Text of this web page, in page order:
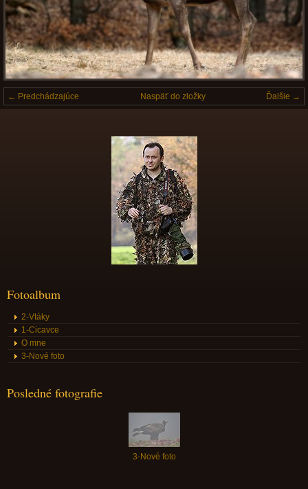
← Predchádzajúce Ďalšie →
Naspäť do zložky
Fotoalbum
2-Vtáky
1-Cicavce
O mne
3-Nové foto
Posledné fotografie
3-Nové foto